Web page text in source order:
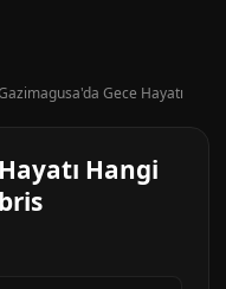
Gece Hayatı
Hangi